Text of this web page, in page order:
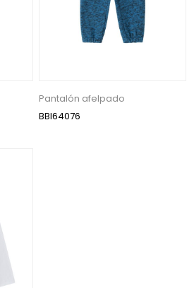
Pantalón afelpado
BBI64076